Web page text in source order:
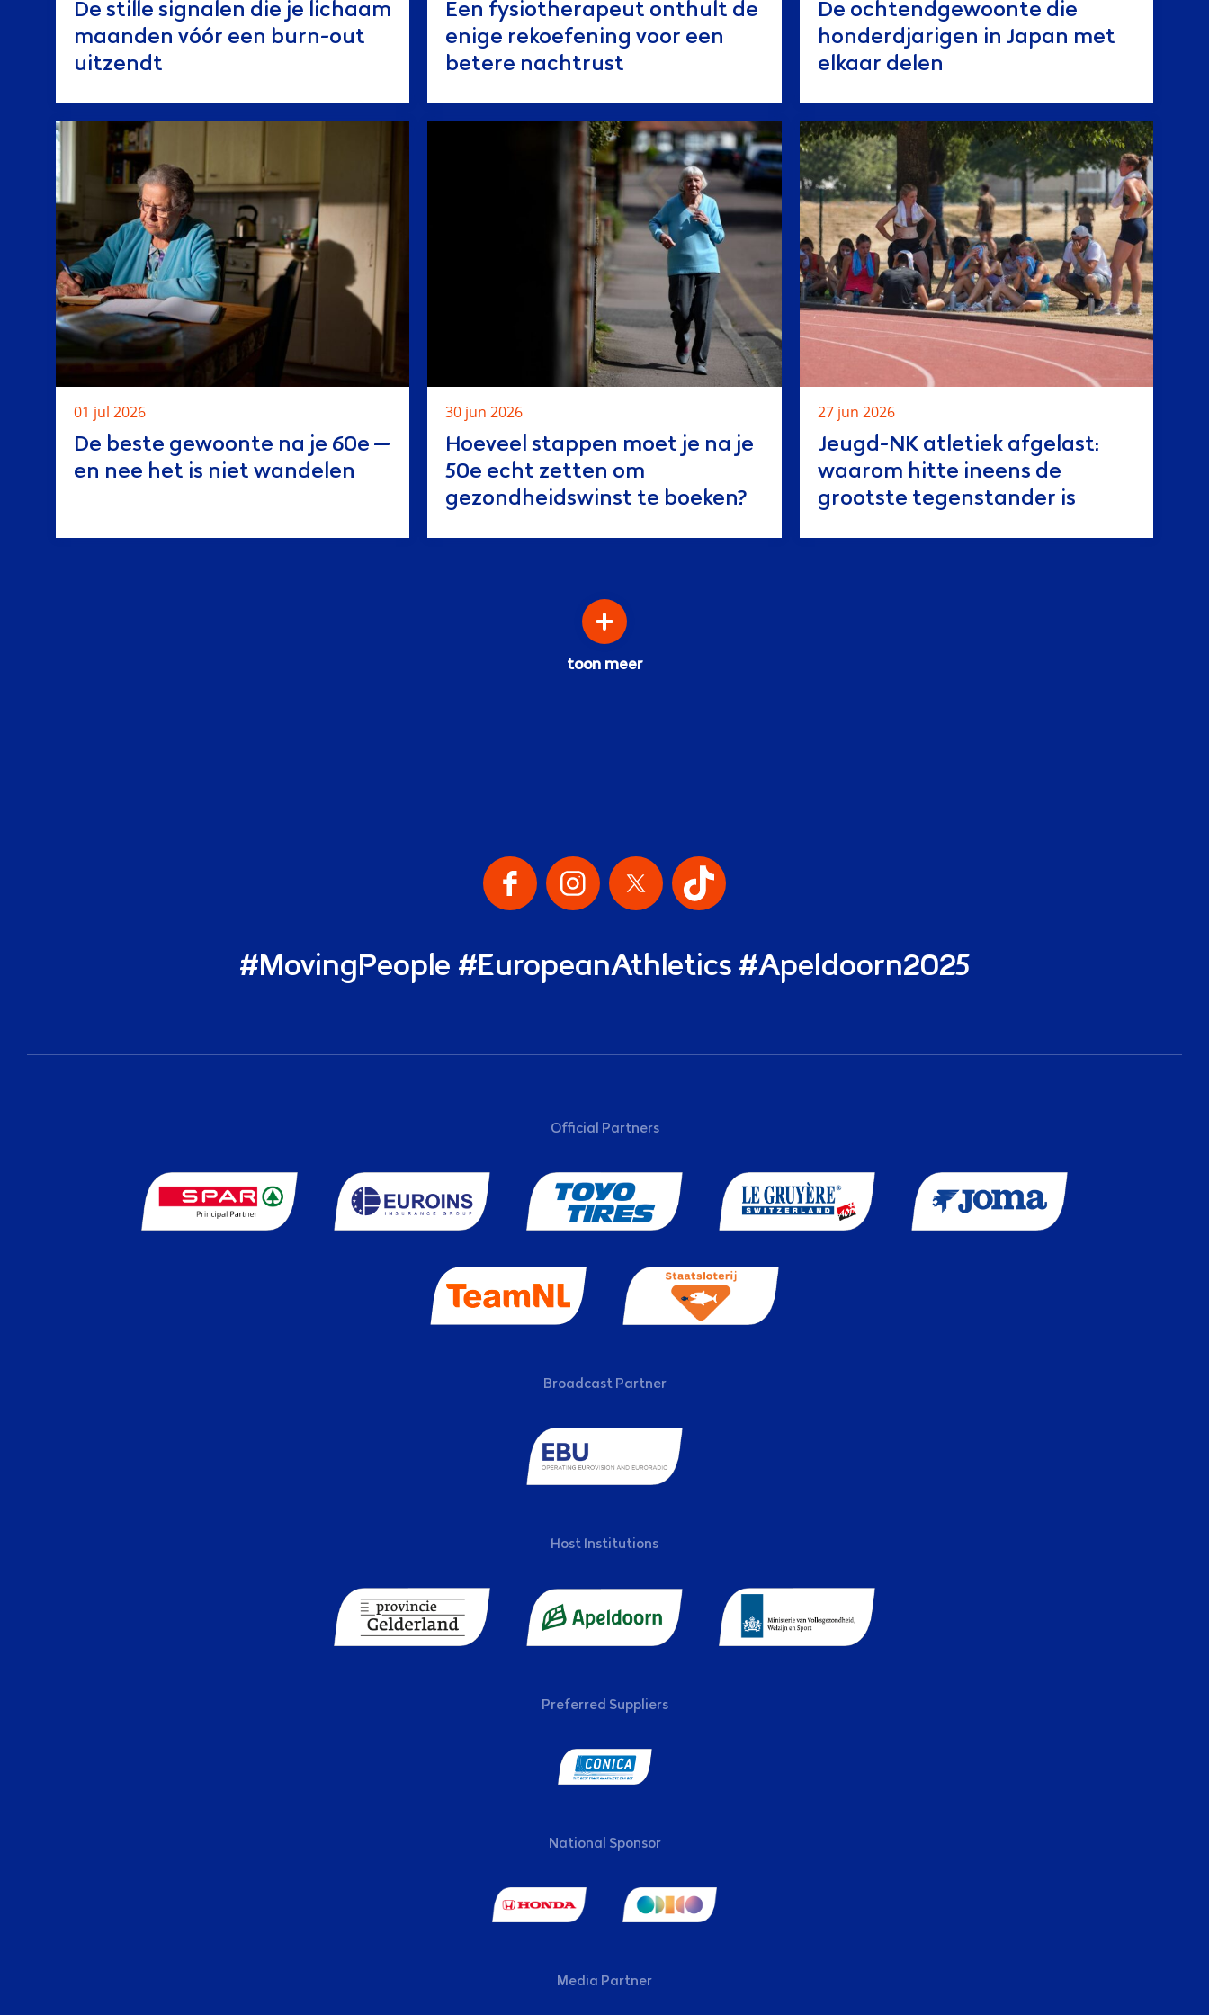
De stille signalen die je lichaam
maanden vóór een burn-out
uitzendt
Een fysiotherapeut onthult de
enige rekoefening voor een
betere nachtrust
De ochtendgewoonte die
honderdjarigen in Japan met
elkaar delen
01 jul 2026
De beste gewoonte na je 60e —
en nee het is niet wandelen
30 jun 2026
Hoeveel stappen moet je na je
50e echt zetten om
gezondheidswinst te boeken?
27 jun 2026
Jeugd-NK atletiek afgelast:
waarom hitte ineens de
grootste tegenstander is
toon meer
#MovingPeople #EuropeanAthletics #Apeldoorn2025
Official Partners
Broadcast Partner
Host Institutions
Preferred Suppliers
National Sponsor
Media Partner